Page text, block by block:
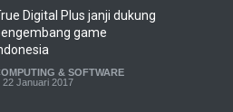
Digital Plus janji dukung
game
& SOFTWARE
22 Januari 2017